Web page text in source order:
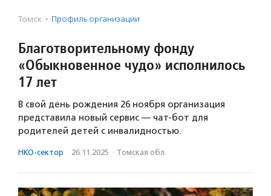
Томск · Профиль организации
Благотворительному фонду
«Обыкновенное чудо» исполнилось
17 лет
В свой день рождения 26 ноября организация
представила новый сервис — чат-бот для
родителей детей с инвалидностью.
НКО-сектор · 26.11.2025 · Томская обл.